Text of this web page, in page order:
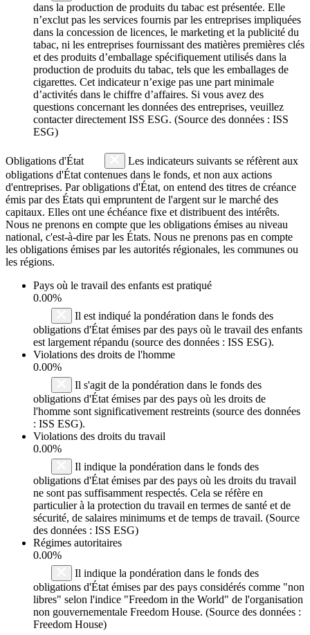
dans la production de produits du tabac est présentée. Elle
n’exclut pas les services fournis par les entreprises impliquées
dans la concession de licences, le marketing et la publicité du
tabac, ni les entreprises fournissant des matières premières clés
et des produits d’emballage spécifiquement utilisés dans la
production de produits du tabac, tels que les emballages de
cigarettes. Cet indicateur n’exige pas une part minimale
d’activités dans le chiffre d’affaires. Si vous avez des
questions concernant les données des entreprises, veuillez
contacter directement ISS ESG. (Source des données : ISS
ESG)
Obligations d'État
Les indicateurs suivants se réfèrent aux
obligations d'État contenues dans le fonds, et non aux actions
d'entreprises. Par obligations d'État, on entend des titres de créance
émis par des États qui empruntent de l'argent sur le marché des
capitaux. Elles ont une échéance fixe et distribuent des intérêts.
Nous ne prenons en compte que les obligations émises au niveau
national, c'est-à-dire par les États. Nous ne prenons pas en compte
les obligations émises par les autorités régionales, les communes ou
les régions.
Pays où le travail des enfants est pratiqué
0.00%
Il est indiqué la pondération dans le fonds des
obligations d'État émises par des pays où le travail des enfants
est largement répandu (source des données : ISS ESG).
Violations des droits de l'homme
0.00%
Il s'agit de la pondération dans le fonds des
obligations d'État émises par des pays où les droits de
l'homme sont significativement restreints (source des données
: ISS ESG).
Violations des droits du travail
0.00%
Il indique la pondération dans le fonds des
obligations d'État émises par des pays où les droits du travail
ne sont pas suffisamment respectés. Cela se réfère en
particulier à la protection du travail en termes de santé et de
sécurité, de salaires minimums et de temps de travail. (Source
des données : ISS ESG)
Régimes autoritaires
0.00%
Il indique la pondération dans le fonds des
obligations d'État émises par des pays considérés comme "non
libres" selon l'indice "Freedom in the World" de l'organisation
non gouvernementale Freedom House. (Source des données :
Freedom House)